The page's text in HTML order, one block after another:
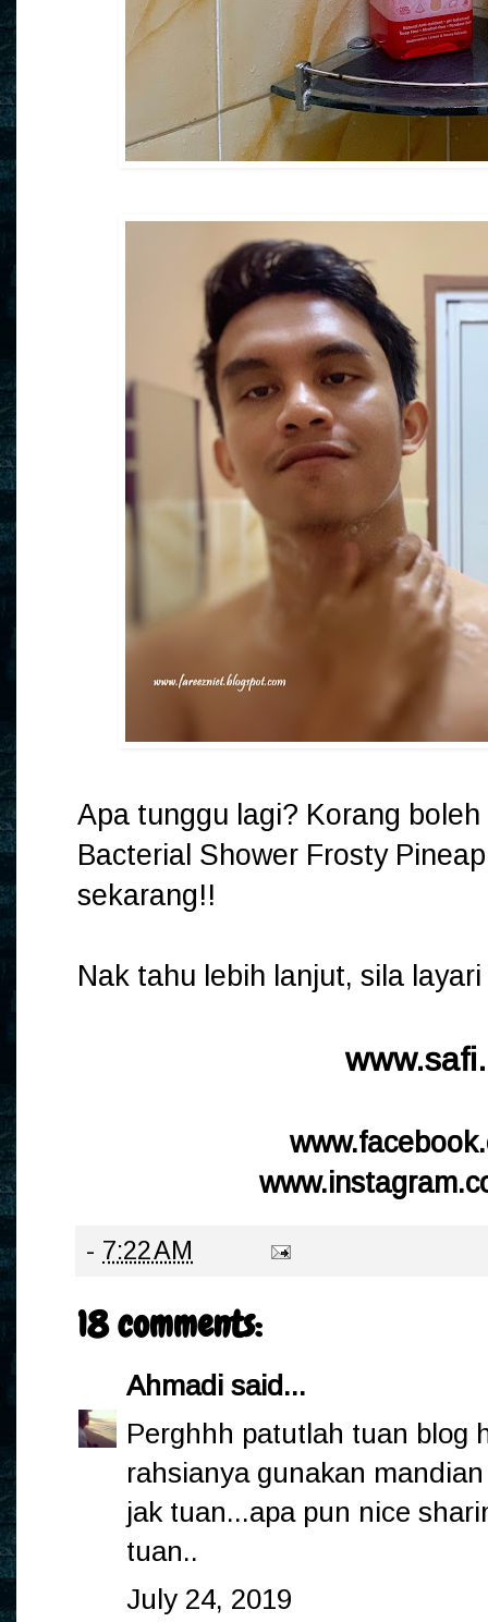
Apa tunggu lagi? Korang
Bacterial Shower Frosty
sekarang!!
Nak tahu lebih lanjut, sila layari
- 7:22 AM
18 comments:
Ahmadi said...
Perghhh patutlah tuan blog
rahsianya gunakan
jak tuan...apa pun nice
tuan..
July 24, 2019